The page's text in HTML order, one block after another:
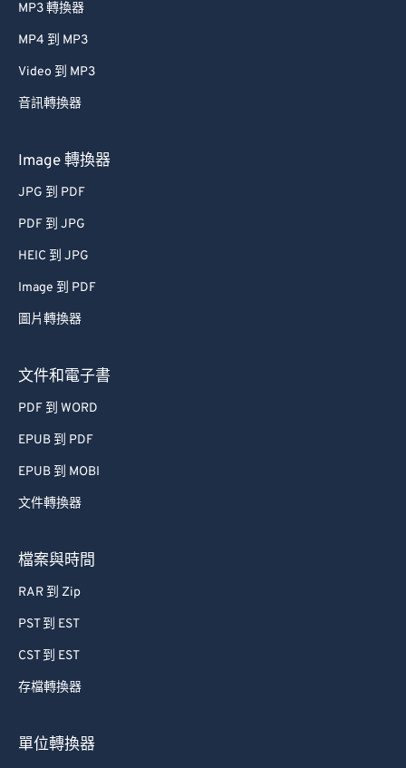
MP3 轉換器
MP4 到 MP3
Video 到 MP3
音訊轉換器
Image 轉換器
JPG 到 PDF
PDF 到 JPG
HEIC 到 JPG
Image 到 PDF
圖片轉換器
文件和電子書
PDF 到 WORD
EPUB 到 PDF
EPUB 到 MOBI
文件轉換器
檔案與時間
RAR 到 Zip
PST 到 EST
CST 到 EST
存檔轉換器
單位轉換器